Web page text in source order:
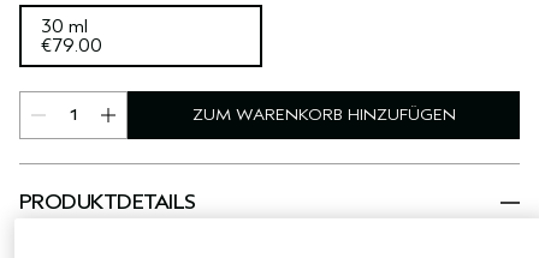
30 ml
€79.00
ZUM WARENKORB HINZUFÜGEN
PRODUKTDETAILS